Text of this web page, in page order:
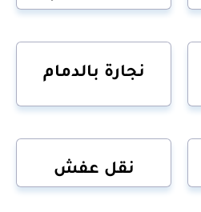
نجارة بالدمام
نقل عفش